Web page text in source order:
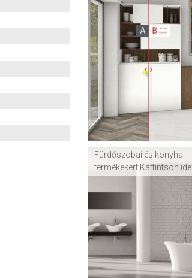
Fürdőszobai és konyhai
termékekért Kattintson ide